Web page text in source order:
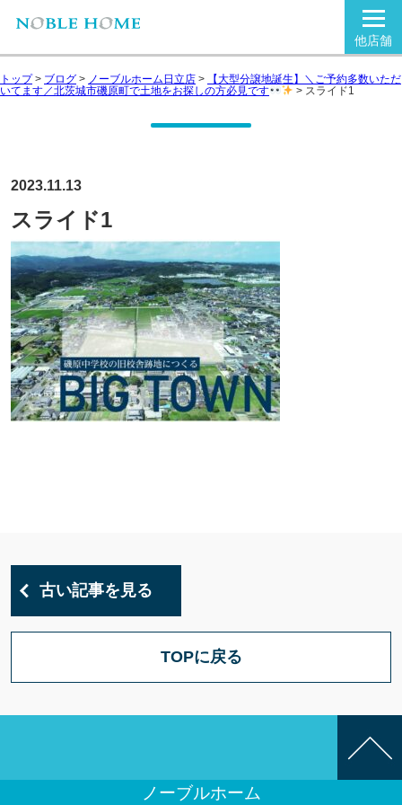
他店舗
トップ> ブログ > ノーブルホーム日立店 >
【大型分譲地誕生】＼ご予約多数いただ
いてます／北茨城市磯原町で土地をお探しの方必見です
> スライド1
2023.11.13
スライド1
古い記事を見る
TOPに戻る
ノーブルホーム